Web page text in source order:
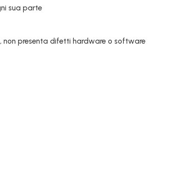
sua parte
presenta difetti hardware o software